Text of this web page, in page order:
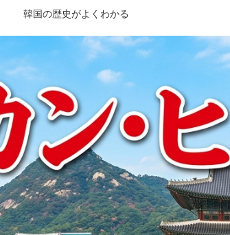
韓国の歴史がよくわかる